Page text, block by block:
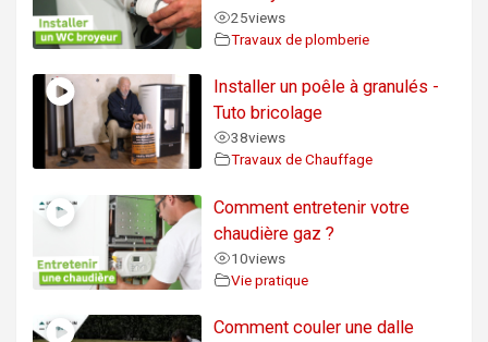
25views
Travaux de plomberie
Installer un poêle à granulés -
Tuto bricolage
38views
Travaux de Chauffage
Comment entretenir votre
chaudière gaz ?
10views
Vie pratique
Comment couler une dalle